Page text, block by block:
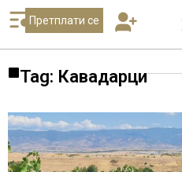
Претплати се
Tag: Кавадарци